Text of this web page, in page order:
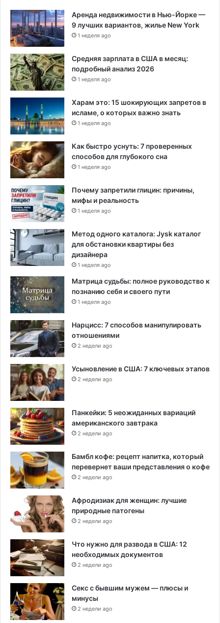
к
Аренда недвижимости в Нью-Йорке —
9 лучших вариантов, жилье New York
1 неделя ago
Средняя зарплата в США в месяц:
подробный анализ 2026
1 неделя ago
Харам это: 15 шокирующих запретов в
исламе, о которых важно знать
1 неделя ago
Как быстро уснуть: 7 проверенных
способов для глубокого сна
1 неделя ago
Почему запретили глицин: причины,
мифы и реальность
1 неделя ago
Метод одного каталога: Jysk каталог
для обстановки квартиры без
дизайнера
1 неделя ago
Матрица судьбы: полное руководство к
познанию себя и своего пути
1 неделя ago
Нарцисс: 7 способов манипулировать
отношениями
2 недели ago
Усыновление в США: 7 ключевых этапов
2 недели ago
Панкейки: 5 неожиданных вариаций
американского завтрака
2 недели ago
Бамбл кофе: рецепт напитка, который
перевернет ваши представления о кофе
2 недели ago
Афродизиак для женщин: лучшие
природные патогены
2 недели ago
Что нужно для развода в США: 12
необходимых документов
2 недели ago
Секс с бывшим мужем — плюсы и
минусы
2 недели ago